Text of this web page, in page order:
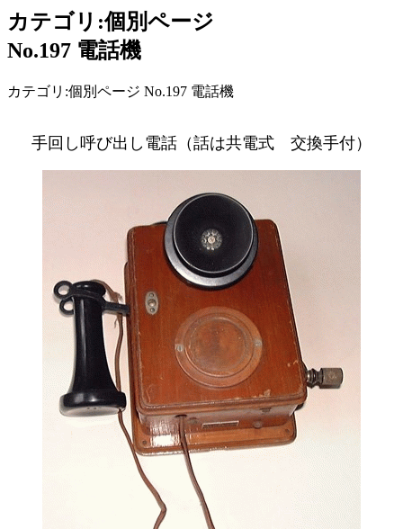
カテゴリ:個別ページ
No.197 電話機
カテゴリ:個別ページ No.197 電話機
手回し呼び出し電話（話は共電式 交換手付）